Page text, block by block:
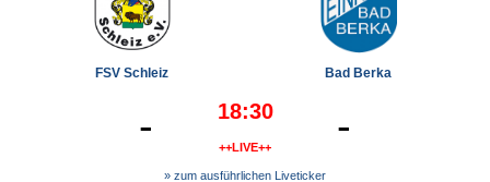
FSV Schleiz Bad Berka
- 18:30
++LIVE++ -
» zum ausführlichen Liveticker